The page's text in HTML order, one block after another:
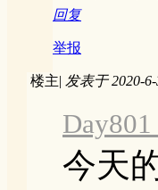
回复
举报
楼主| 发表于 2020-
今天